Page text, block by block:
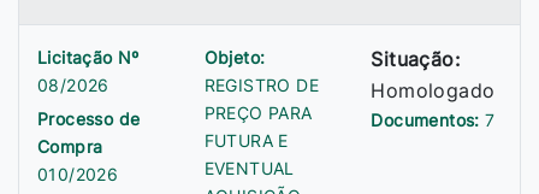
Licitação Nº
08/2026
Processo de
Compra
010/2026
Objeto:
REGISTRO DE
PREÇO PARA
FUTURA E
EVENTUAL
Situação:
Homologado
Documentos:7